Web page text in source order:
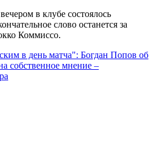
в клубе состоялось
слово останется за
Коммиссо.
в день матча": Богдан Попов об
собственное мнение –